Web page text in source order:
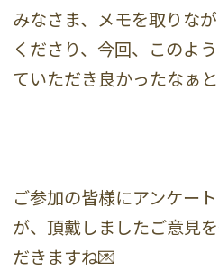
みなさま、メモを取りな
くださり、今回、このよ
ていただき良かったなぁ
ご参加の皆様にアンケー
が、頂戴しましたご意見
だきますね💌